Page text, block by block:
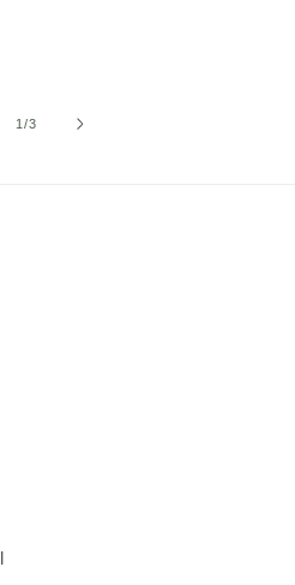
1/af
3